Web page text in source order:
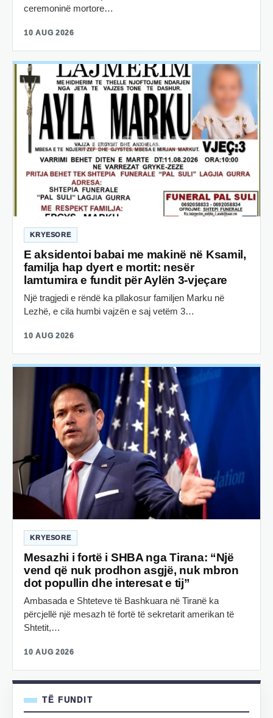
ceremoninë mortore…
10 AUG 2026
KRYESORE
E aksidentoi babai me makinë në Ksamil,
familja hap dyert e mortit: nesër
lamtumira e fundit për Aylën 3-vjeçare
Një tragjedi e rëndë ka pllakosur familjen Marku në
Lezhë, e cila humbi vajzën e saj vetëm 3…
10 AUG 2026
KRYESORE
Mesazhi i fortë i SHBA nga Tirana: “Një
vend që nuk prodhon asgjë, nuk mbron
dot popullin dhe interesat e tij”
Ambasada e Shteteve të Bashkuara në Tiranë ka
përcjellë një mesazh të fortë të sekretarit amerikan të
Shtetit,…
10 AUG 2026
TË FUNDIT